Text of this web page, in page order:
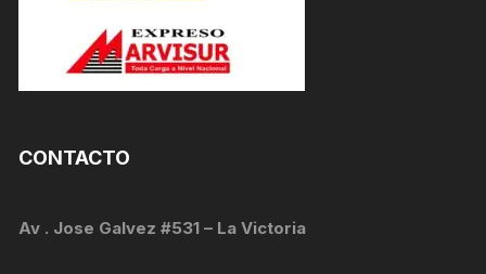
CONTACTO
Av . Jose Galvez #531 – La Victoria